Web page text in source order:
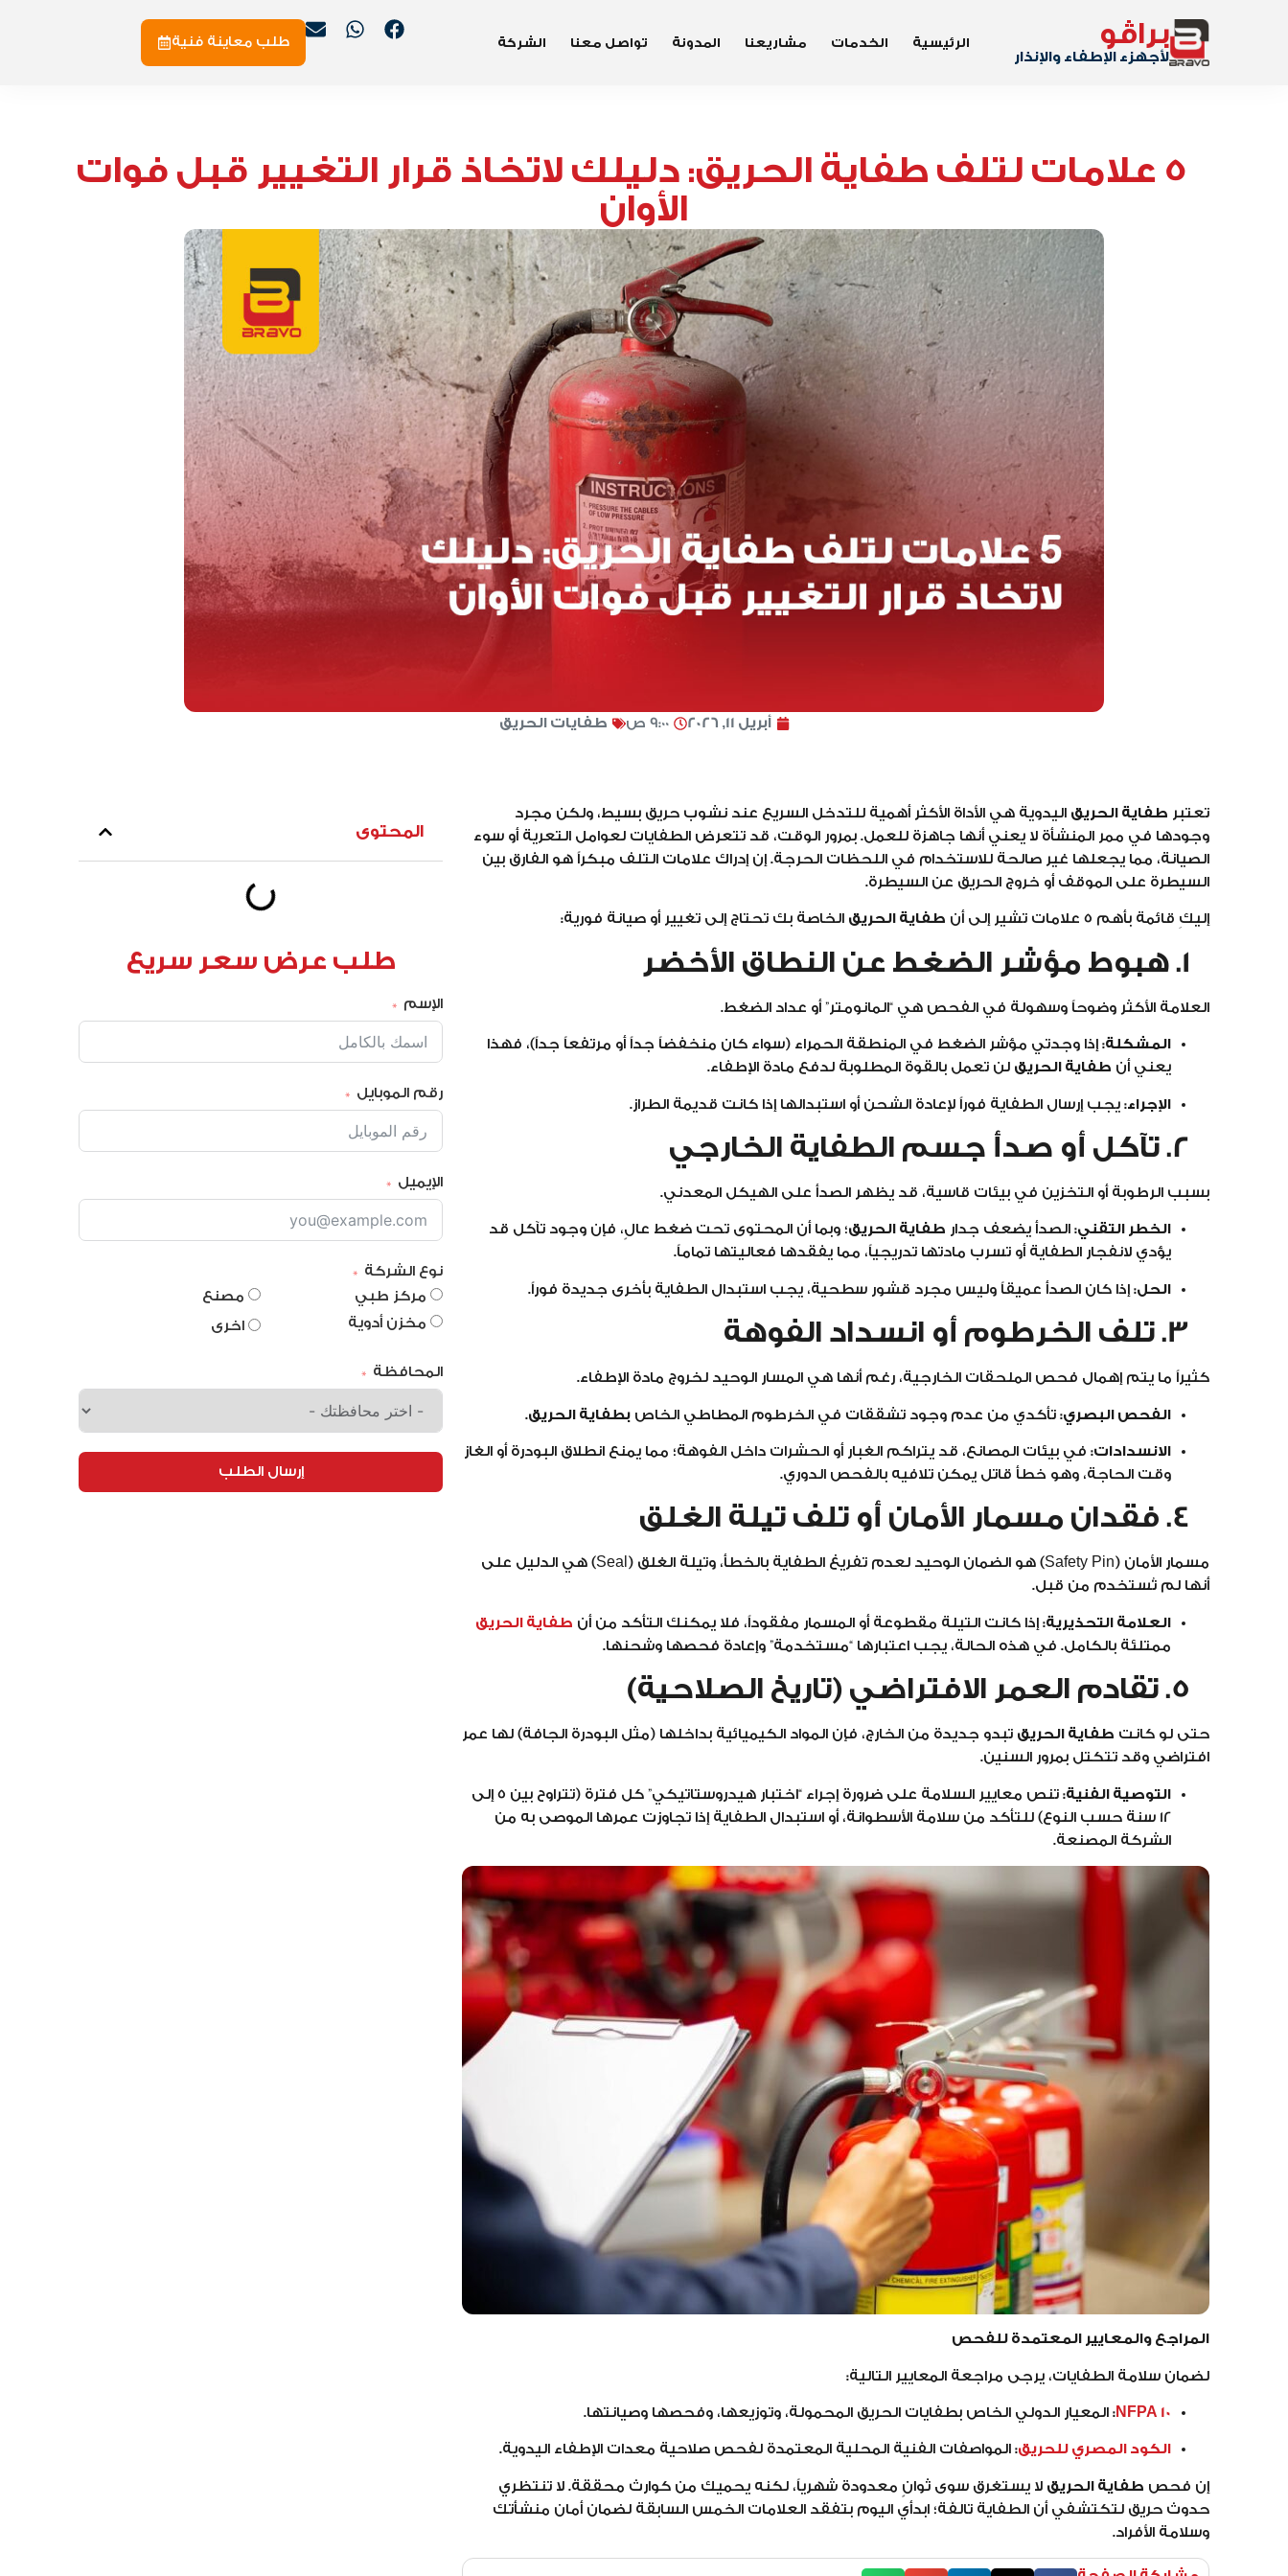
براڤو
لأجهزء الإطفاء والإنذار
الرئيسية الخدمات مشاريعنا المدونة تواصل معنا الشركة طلب معاينة فنية
5 علامات لتلف طفاية الحريق: دليلك لاتخاذ قرار التغيير قبل فوات
الأوان
أبريل 11, 2026 9:00 ص طفايات الحريق
تعتبر طفاية الحريق اليدوية هي الأداة الأكثر أهمية للتدخل السريع عند نشوب حريق بسيط، ولكن مجرد
وجودها في ممر المنشأة لا يعني أنها جاهزة للعمل. بمرور الوقت، قد تتعرض الطفايات لعوامل التعرية أو سوء
الصيانة، مما يجعلها غير صالحة للاستخدام في اللحظات الحرجة. إن إدراك علامات التلف مبكراً هو الفارق بين
السيطرة على الموقف أو خروج الحريق عن السيطرة.
إليكِ قائمة بأهم 5 علامات تشير إلى أن طفاية الحريق الخاصة بك تحتاج إلى تغيير أو صيانة فورية:
العلامة الأكثر وضوحاً وسهولة في الفحص هي “المانومتر” أو عداد الضغط.
المشكلة: إذا وجدتي مؤشر الضغط في المنطقة الحمراء (سواء كان منخفضاً جداً أو مرتفعاً جداً)، فهذا
يعني أن طفاية الحريق لن تعمل بالقوة المطلوبة لدفع مادة الإطفاء.
الإجراء: يجب إرسال الطفاية فوراً لإعادة الشحن أو استبدالها إذا كانت قديمة الطراز.
بسبب الرطوبة أو التخزين في بيئات قاسية، قد يظهر الصدأ على الهيكل المعدني.
الخطر التقني: الصدأ يضعف جدار طفاية الحريق؛ وبما أن المحتوى تحت ضغط عالٍ، فإن وجود تآكل قد
يؤدي لانفجار الطفاية أو تسرب مادتها تدريجياً، مما يفقدها فعاليتها تماماً.
الحل: إذا كان الصدأ عميقاً وليس مجرد قشور سطحية، يجب استبدال الطفاية بأخرى جديدة فوراً.
كثيراً ما يتم إهمال فحص الملحقات الخارجية، رغم أنها هي المسار الوحيد لخروج مادة الإطفاء.
الفحص البصري: تأكدي من عدم وجود تشققات في الخرطوم المطاطي الخاص بطفاية الحريق.
الانسدادات: في بيئات المصانع، قد يتراكم الغبار أو الحشرات داخل الفوهة؛ مما يمنع انطلاق البودرة أو الغاز
وقت الحاجة، وهو خطأ قاتل يمكن تلافيه بالفحص الدوري.
مسمار الأمان (Safety Pin) هو الضمان الوحيد لعدم تفريغ الطفاية بالخطأ، وتيلة الغلق (Seal) هي الدليل على
أنها لم تُستخدم من قبل.
العلامة التحذيرية: إذا كانت التيلة مقطوعة أو المسمار مفقوداً، فلا يمكنك التأكد من أن طفاية الحريق
ممتلئة بالكامل. في هذه الحالة، يجب اعتبارها “مستخدمة” وإعادة فحصها وشحنها.
حتى لو كانت طفاية الحريق تبدو جديدة من الخارج، فإن المواد الكيميائية بداخلها (مثل البودرة الجافة) لها عمر
افتراضي وقد تتكتل بمرور السنين.
التوصية الفنية:
تنص معايير السلامة على ضرورة إجراء “اختبار هيدروستاتيكي” كل فترة (تتراوح بين 5 إلى
12 سنة حسب النوع) للتأكد من سلامة الأسطوانة، أو استبدال الطفاية إذا تجاوزت عمرها الموصى به من
الشركة المصنعة.
المراجع والمعايير المعتمدة للفحص
لضمان سلامة الطفايات، يرجى مراجعة المعايير التالية:
NFPA 10
: المعيار الدولي الخاص بطفايات الحريق المحمولة، وتوزيعها، وفحصها وصيانتها.
الكود المصري للحريق: المواصفات الفنية المحلية المعتمدة لفحص صلاحية معدات الإطفاء اليدوية.
إن فحص طفاية الحريق لا يستغرق سوى ثوانٍ معدودة شهرياً، لكنه يحميك من كوارث محققة. لا تنتظري
حدوث حريق لتكتشفي أن الطفاية تالفة؛ ابدأي اليوم بتفقد العلامات الخمس السابقة لضمان أمان منشأتك
وسلامة الأفراد.
المحتوى
طلب عرض سعر سريع
الإسم
رقم الموبايل
الإيميل
نوع الشركة
مركز طبي
مصنع
مخزن أدوية
اخرى
المحافظة
إرسال الطلب